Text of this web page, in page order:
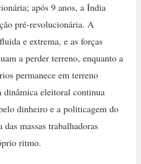
após 9 anos, a Índia
pré-revolucionária. A
e extrema, e as forças
a perder terreno, enquanto a
permanece em terreno
dinâmica eleitoral continua
dinheiro e a politicagem do
massas trabalhadoras
ritmo.